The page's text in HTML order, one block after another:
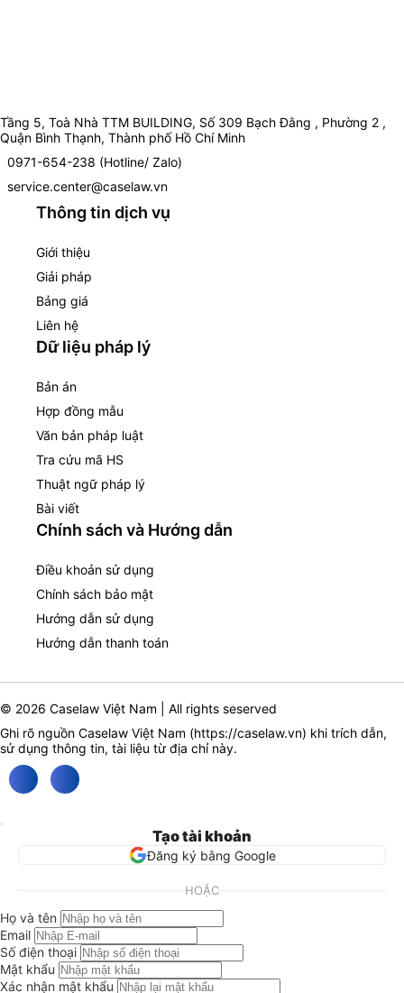
Tầng 5, Toà Nhà TTM BUILDING, Số 309 Bạch Đằng , Phường 2 ,
Quận Bình Thạnh, Thành phố Hồ Chí Minh
0971-654-238 (Hotline/ Zalo)
service.center@caselaw.vn
Thông tin dịch vụ
Giới thiệu
Giải pháp
Bảng giá
Liên hệ
Dữ liệu pháp lý
Bản án
Hợp đồng mẫu
Văn bản pháp luật
Tra cứu mã HS
Thuật ngữ pháp lý
Bài viết
Chính sách và Hướng dẫn
Điều khoản sử dụng
Chính sách bảo mật
Hướng dẫn sử dụng
Hướng dẫn thanh toán
© 2026 Caselaw Việt Nam | All rights seserved
Ghi rõ nguồn Caselaw Việt Nam (https://caselaw.vn) khi trích dẫn,
sử dụng thông tin, tài liệu từ địa chỉ này.
Tạo tài khoản
Đăng ký bằng Google
HOẶC
Họ và tên
Email
Số điện thoại
Mật khẩu
Xác nhận mật khẩu